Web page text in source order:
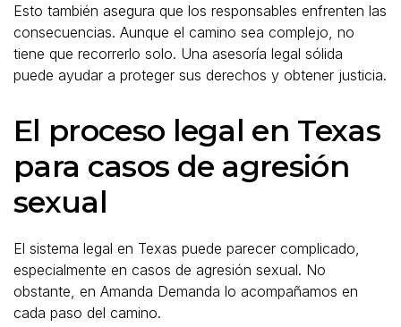
Esto también asegura que los responsables enfrenten las
consecuencias. Aunque el camino sea complejo, no
tiene que recorrerlo solo. Una asesoría legal sólida
puede ayudar a proteger sus derechos y obtener justicia.
El proceso legal en Texas
para casos de agresión
sexual
El sistema legal en Texas puede parecer complicado,
especialmente en casos de agresión sexual. No
obstante, en Amanda Demanda lo acompañamos en
cada paso del camino.